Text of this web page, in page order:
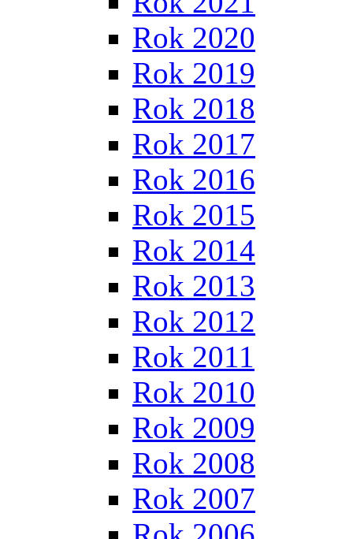
Rok 2020
Rok 2019
Rok 2018
Rok 2017
Rok 2016
Rok 2015
Rok 2014
Rok 2013
Rok 2012
Rok 2011
Rok 2010
Rok 2009
Rok 2008
Rok 2007